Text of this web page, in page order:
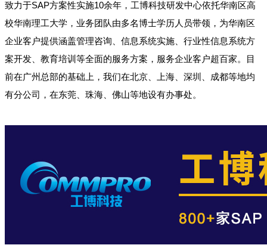
致力于SAP方案性实施10余年，工博科技研发中心依托华南区高
校华南理工大学，业务团队由多名博士学历人员带领，为华南区
企业客户提供涵盖管理咨询、信息系统实施、行业性信息系统方
案开发、教育培训等全面的服务方案，服务企业客户超百家。目
前在广州总部的基础上，我们在北京、上海、深圳、成都等地均
有分公司，在东莞、珠海、佛山等地设有办事处。